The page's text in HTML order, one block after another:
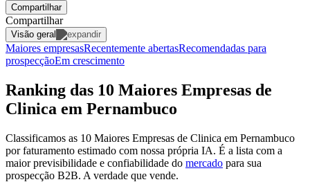
Compartilhar
Compartilhar
Visão geral
Maiores empresasRecentemente abertasRecomendadas para
prospecçãoEm crescimento
Ranking das 10 Maiores Empresas de
Clinica em Pernambuco
Classificamos as 10 Maiores Empresas de Clinica em Pernambuco
por faturamento estimado com nossa própria IA. É a lista com a
maior previsibilidade e confiabilidade do mercado para sua
prospecção B2B. A verdade que vende.